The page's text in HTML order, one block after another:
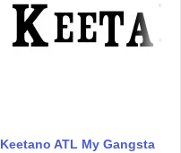
Keetano ATL My Gangsta